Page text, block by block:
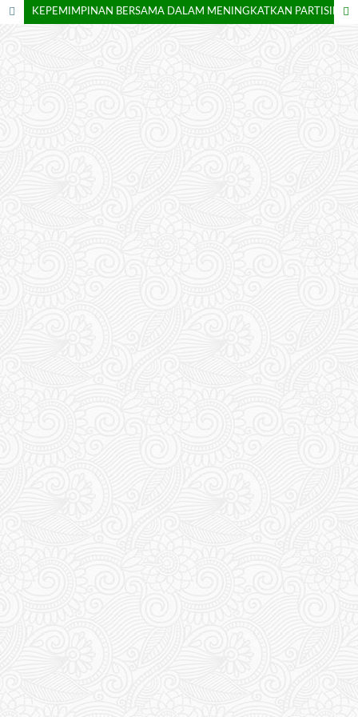
KEPEMIMPINAN BERSAMA DALAM MENINGKATKAN PARTISIPASI ORANG TUA DI SEKOLAH MENENGAH PERTAMA